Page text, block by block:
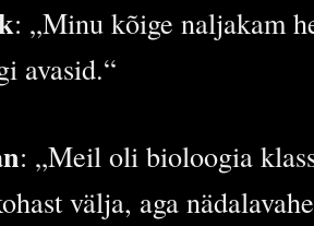
: „Minu kõige naljakam
avasid.“
: „Meil oli bioloogia
välja, aga